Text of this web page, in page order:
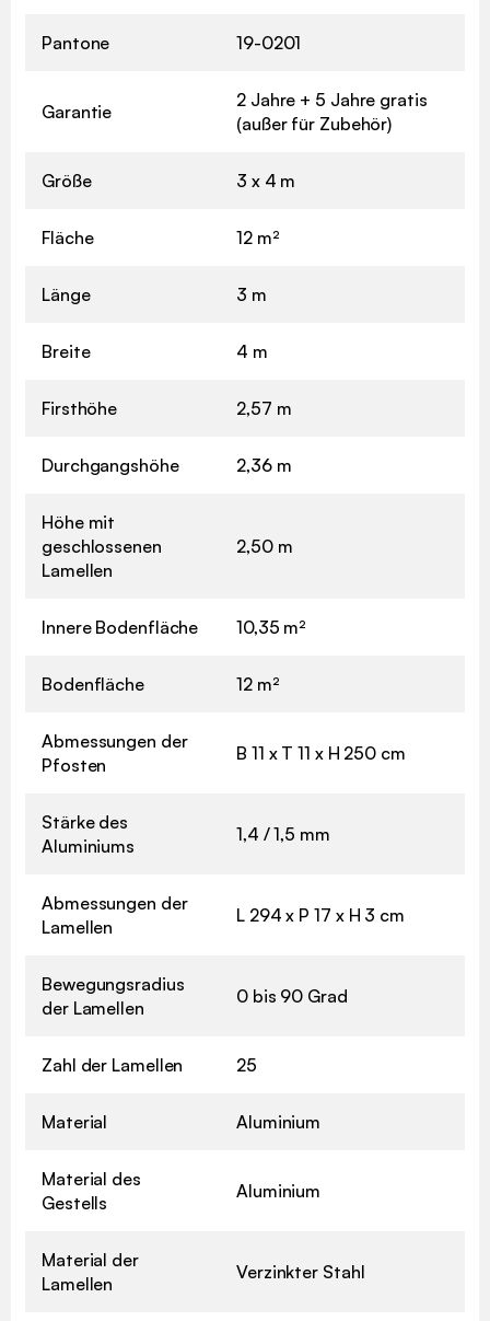
Pantone 19-0201
Garantie
2 Jahre + 5 Jahre gratis
(außer für Zubehör)
Größe 3 x 4 m
Fläche 12 m²
Länge 3 m
Breite 4 m
Firsthöhe 2,57 m
Durchgangshöhe 2,36 m
Höhe mit
geschlossenen
Lamellen
2,50 m
Innere Bodenfläche 10,35 m²
Bodenfläche 12 m²
Abmessungen der
Pfosten
B 11 x T 11 x H 250 cm
Stärke des
Aluminiums
1,4 / 1,5 mm
Abmessungen der
Lamellen
L 294 x P 17 x H 3 cm
Bewegungsradius
der Lamellen
0 bis 90 Grad
Zahl der Lamellen 25
Material Aluminium
Material des
Gestells
Aluminium
Material der
Lamellen
Verzinkter Stahl